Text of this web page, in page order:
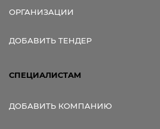
ОРГАНИЗАЦИИ
ДОБАВИТЬ ТЕНДЕР
СПЕЦИАЛИСТАМ
ДОБАВИТЬ КОМПАНИЮ